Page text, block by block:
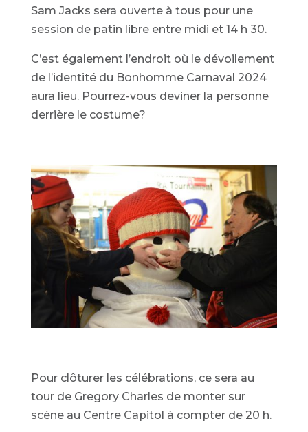
Sam Jacks sera ouverte à tous pour une
session de patin libre entre midi et 14 h 30.
C’est également l’endroit où le dévoilement
de l’identité du Bonhomme Carnaval 2024
aura lieu. Pourrez-vous deviner la personne
derrière le costume?
Pour clôturer les célébrations, ce sera au
tour de Gregory Charles de monter sur
scène au Centre Capitol à compter de 20 h.